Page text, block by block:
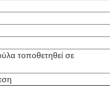
τοποθετηθεί σε